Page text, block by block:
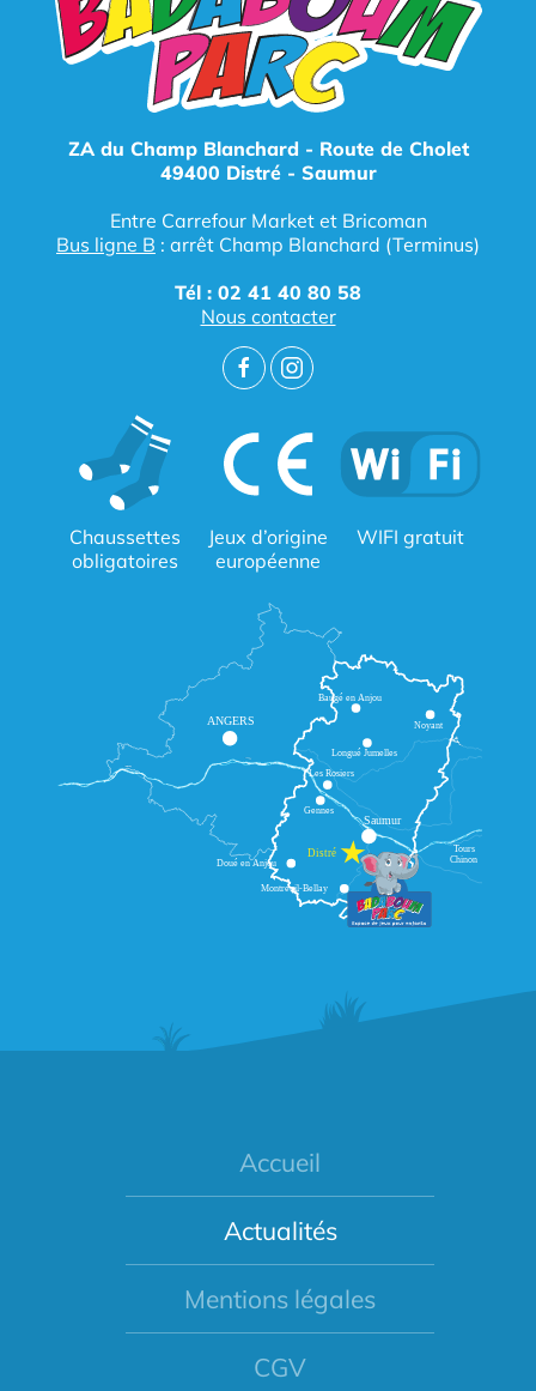
ZA du Champ Blanchard - Route de Cholet
49400 Distré - Saumur
Entre Carrefour Market et Bricoman
Bus ligne B : arrêt Champ Blanchard (Terminus)
Tél : 02 41 40 80 58
Nous contacter
Chaussettes
obligatoires
Jeux d’origine
européenne
WIFI gratuit
Accueil
Actualités
Mentions légales
CGV